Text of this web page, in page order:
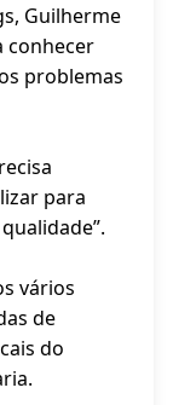
Guilherme
conhecer
problemas
para
vários
de
do